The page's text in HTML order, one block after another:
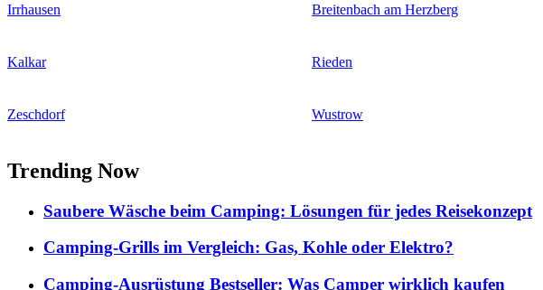
Irrhausen Breitenbach am Herzberg
Kalkar Rieden
Zeschdorf Wustrow
Trending Now
Saubere Wäsche beim Camping: Lösungen für jedes Reisekonzept
Camping-Grills im Vergleich: Gas, Kohle oder Elektro?
Camping-Ausrüstung Bestseller: Was Camper wirklich kaufen